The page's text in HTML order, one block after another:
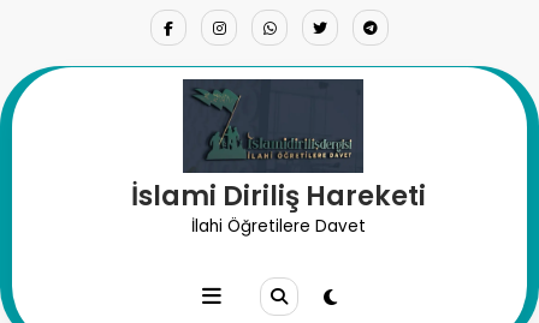
İslami Diriliş Hareketi
İlahi Öğretilere Davet
Ravilerin Mertebeleri Ve
Nelerdir?